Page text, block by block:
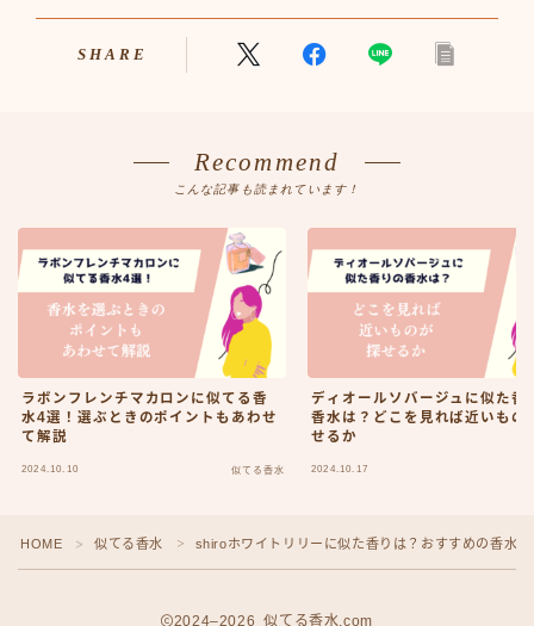
SHARE
Recommend
こんな記事も読まれています！
ラボンフレンチマカロンに似てる香
水4選！選ぶときのポイントもあわせ
て解説
2024.10.10 似てる香水
ディオールソバージュに似た香
香水は？どこを見れば近いもの
せるか
2024.10.17
HOME ＞ 似てる香水 ＞ shiroホワイトリリーに似た香りは？おすすめの香水
2024–2026 似てる香水.com